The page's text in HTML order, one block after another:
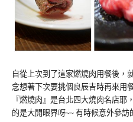
自從上次到了這家燃燒肉用餐後，
念想著下次要挑個良辰吉時再來用
『燃燒肉』是台北四大燒肉名店
的是大開眼界呀~~ 有時候意外參訪